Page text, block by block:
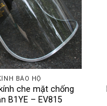
BẢO HỘ
che mặt chống
B1YE – EV815